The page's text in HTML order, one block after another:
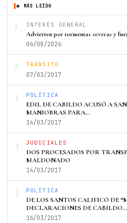
🔥 MÁS LEÍDO
1 INTERÉS GENERAL
Advierten por tormentas severas y
06/08/2026
2 TRÁNSITO
07/03/2017
3 POLÍTICA
EDIL DE CABILDO ACUSÓ A
MANIOBRAS PARA…
14/03/2017
4 JUDICIALES
DOS PROCESADOS POR
MALDONADO
14/03/2017
5 POLÍTICA
DE LOS SANTOS CALIFICÓ DE
DECLARACIONES DE CABILDO…
16/03/2017